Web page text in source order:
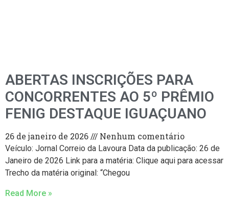
ABERTAS INSCRIÇÕES PARA
CONCORRENTES AO 5º PRÊMIO
FENIG DESTAQUE IGUAÇUANO
26 de janeiro de 2026 Nenhum comentário
Veículo: Jornal Correio da Lavoura Data da publicação: 26 de
Janeiro de 2026 Link para a matéria: Clique aqui para acessar
Trecho da matéria original: “Chegou
Read More »